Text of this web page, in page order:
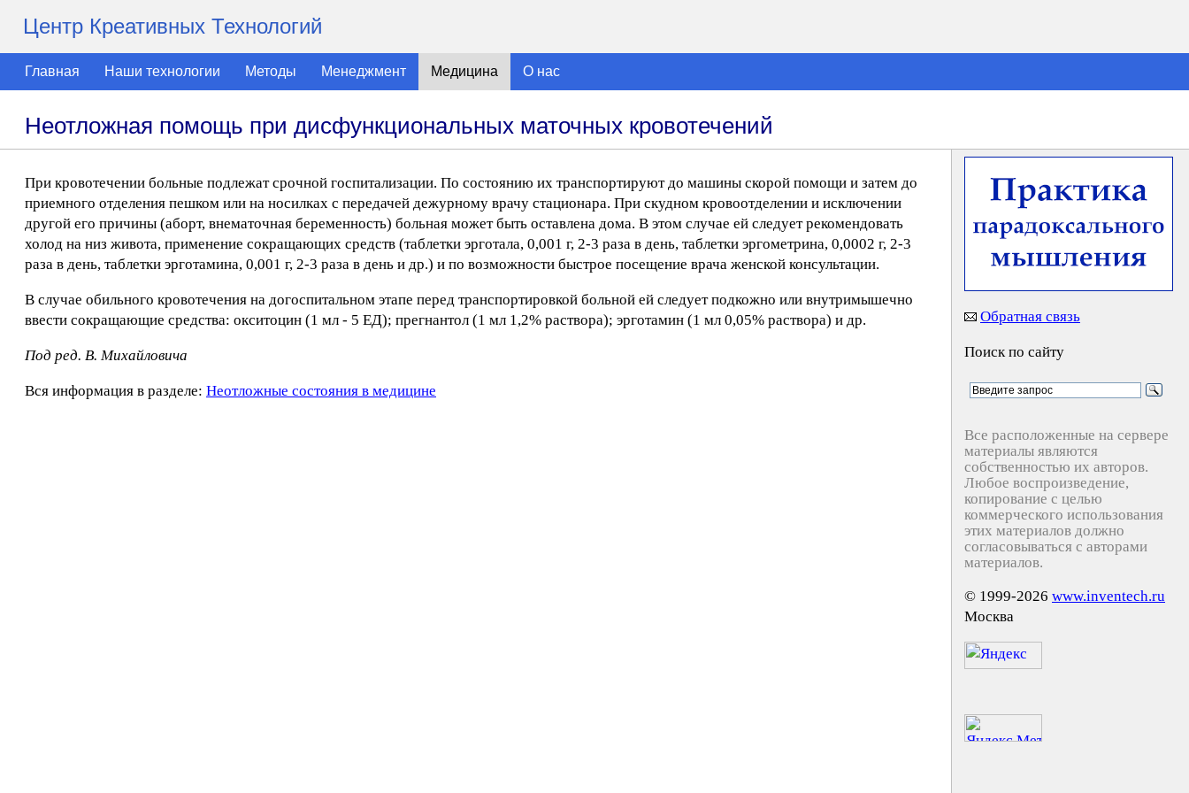
Центр Креативных Технологий
Главная Наши технологии Методы Менеджмент Медицина О нас
Неотложная помощь при дисфункциональных маточных кровотечений
При кровотечении больные подлежат срочной госпитализации. По состоянию их транспортируют до машины скорой помощи и затем до
приемного отделения пешком или на носилках с передачей дежурному врачу стационара. При скудном кровоотделении и исключении
другой его причины (аборт, внематочная беременность) больная может быть оставлена дома. В этом случае ей следует рекомендовать
холод на низ живота, применение сокращающих средств (таблетки эрготала, 0,001 г, 2-3 раза в день, таблетки эргометрина, 0,0002 г, 2-3
раза в день, таблетки эрготамина, 0,001 г, 2-3 раза в день и др.) и по возможности быстрое посещение врача женской консультации.
В случае обильного кровотечения на догоспитальном этапе перед транспортировкой больной ей следует подкожно или внутримышечно
ввести сокращающие средства: окситоцин (1 мл - 5 ЕД); прегнантол (1 мл 1,2% раствора); эрготамин (1 мл 0,05% раствора) и др.
Под ред. В. Михайловича
Вся информация в разделе: Неотложные состояния в медицине
Обратная связь
Поиск по сайту
Все расположенные на сервере
материалы являются
собственностью их авторов.
Любое воспроизведение,
копирование с целью
коммерческого использования
этих материалов должно
согласовываться с авторами
материалов.
© 1999-2026 www.inventech.ru
Москва